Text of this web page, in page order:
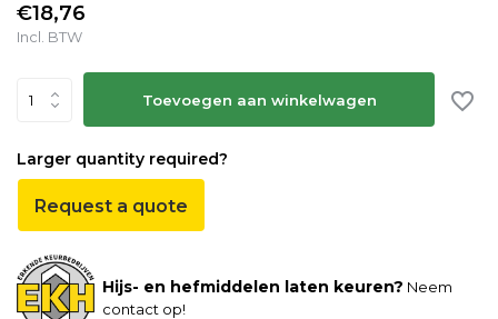
€18,76
Incl. BTW
Toevoegen aan winkelwagen
Larger quantity required?
Request a quote
Hijs- en hefmiddelen laten keuren? Neem
contact op!